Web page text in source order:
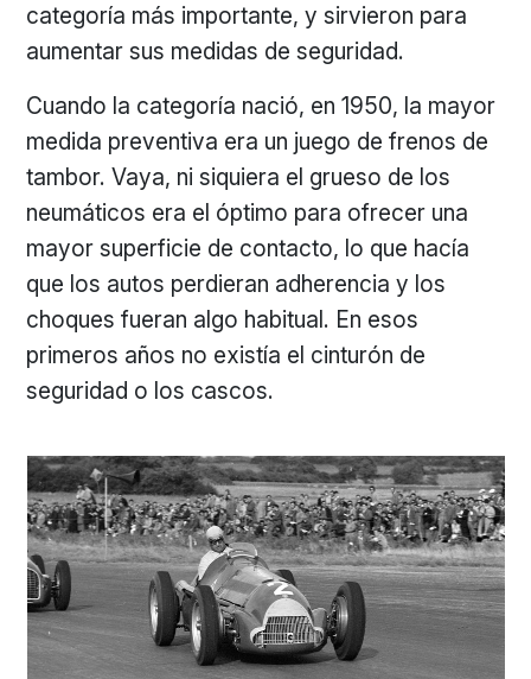
categoría más importante, y sirvieron para
aumentar sus medidas de seguridad.
Cuando la categoría nació, en 1950, la mayor
medida preventiva era un juego de frenos de
tambor. Vaya, ni siquiera el grueso de los
neumáticos era el óptimo para ofrecer una
mayor superficie de contacto, lo que hacía
que los autos perdieran adherencia y los
choques fueran algo habitual. En esos
primeros años no existía el cinturón de
seguridad o los cascos.